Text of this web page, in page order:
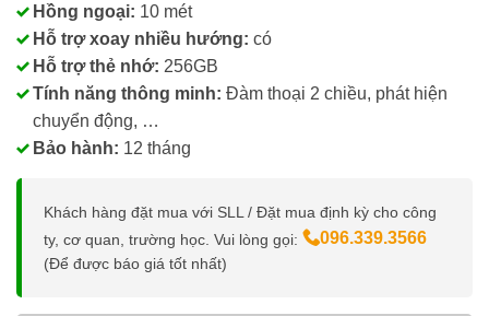
Hồng ngoại: 10 mét
Hỗ trợ xoay nhiều hướng: có
Hỗ trợ thẻ nhớ: 256GB
Tính năng thông minh: Đàm thoại 2 chiều, phát hiện
chuyển động, …
Bảo hành: 12 tháng
Khách hàng đặt mua với SLL / Đặt mua định kỳ cho công
ty, cơ quan, trường học. Vui lòng gọi:
096.339.3566
(Để được báo giá tốt nhất)